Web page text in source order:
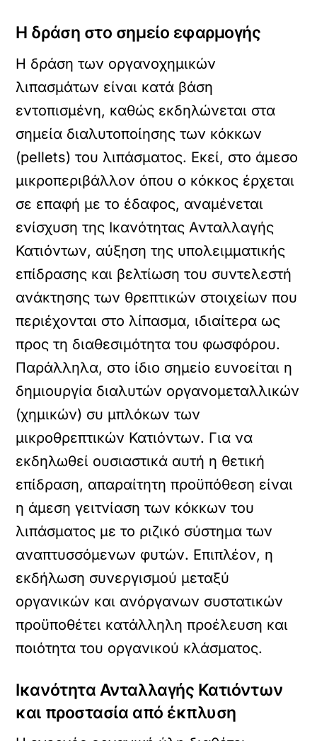
Η δράση στο σημείο εφαρμογής
Η δράση των οργανοχημικών
λιπασμάτων είναι κατά βάση
εντοπισμένη, καθώς εκδηλώνεται στα
σημεία διαλυτοποίησης των κόκκων
(pellets) του λιπάσματος. Εκεί, στο άμεσο
μικροπεριβάλλον όπου ο κόκκος έρχεται
σε επαφή με το έδαφος, αναμένεται
ενίσχυση της Ικανότητας Ανταλλαγής
Κατιόντων, αύξηση της υπολειμματικής
επίδρασης και βελτίωση του συντελεστή
ανάκτησης των θρεπτικών στοιχείων που
περιέχονται στο λίπασμα, ιδιαίτερα ως
προς τη διαθεσιμότητα του φωσφόρου.
Παράλληλα, στο ίδιο σημείο ευνοείται η
δημιουργία διαλυτών οργανoμεταλλικών
(χημικών) συ μπλόκων των
μικροθρεπτικών Κατιόντων. Για να
εκδηλωθεί ουσιαστικά αυτή η θετική
επίδραση, απαραίτητη προϋπόθεση είναι
η άμεση γειτνίαση των κόκκων του
λιπάσματος με το ριζικό σύστημα των
αναπτυσσόμενων φυτών. Επιπλέον, η
εκδήλωση συνεργισμού μεταξύ
οργανικών και ανόργανων συστατικών
προϋποθέτει κατάλληλη προέλευση και
ποιότητα του οργανικού κλάσματος.
Ικανότητα Ανταλλαγής Κατιόντων
και προστασία από έκπλυση